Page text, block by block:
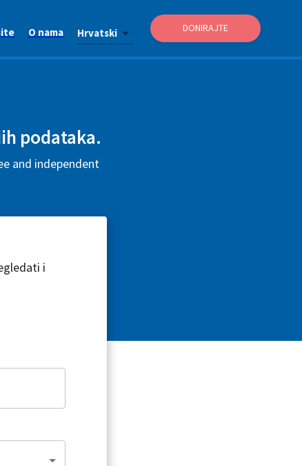
O nama Hrvatski DONIRAJTE
podataka.
and independent
i